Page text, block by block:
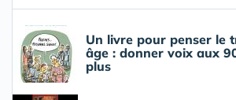
Un livre pour penser le
âge : donner voix aux
plus